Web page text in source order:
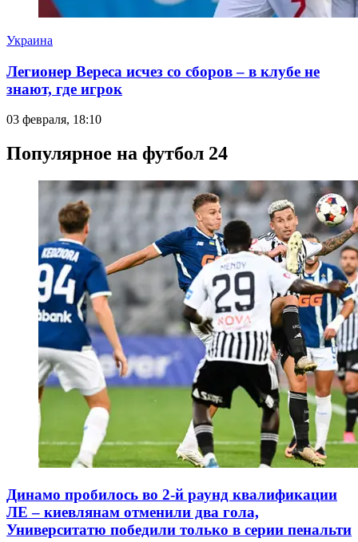
Украина
Легионер Вереса исчез со сборов – в клубе не
знают, где игрок
03 февраля, 18:10
Популярное на футбол 24
Динамо пробилось во 2-й раунд квалификации
ЛЕ – киевлянам отменили два гола,
Университатю победили только в серии пенальти